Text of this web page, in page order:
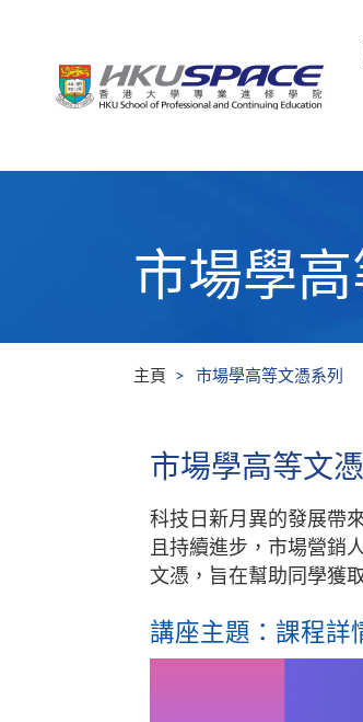
市場學高
主頁 市場學高等文憑系列
市場學高等文
科技日新月異的發展帶
且持續進步，市場營銷
文憑，旨在幫助同學獲
講座主題：課程詳